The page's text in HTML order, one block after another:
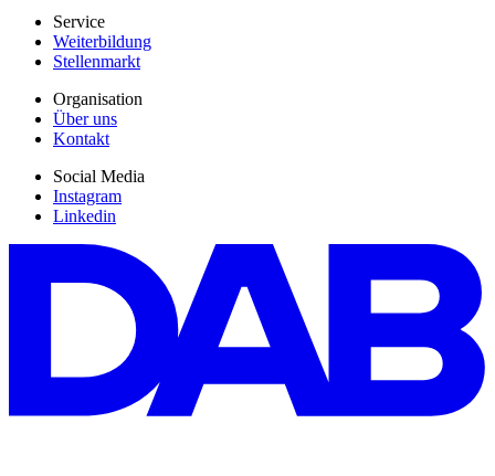
Service
Weiterbildung
Stellenmarkt
Organisation
Über uns
Kontakt
Social Media
Instagram
Linkedin